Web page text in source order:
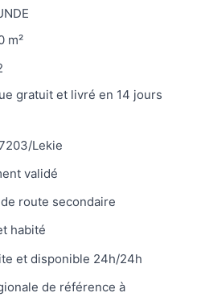
m²
gratuit et livré en 14 jours
Lekie
validé
route secondaire
habité
et disponible 24h/24h
de référence à